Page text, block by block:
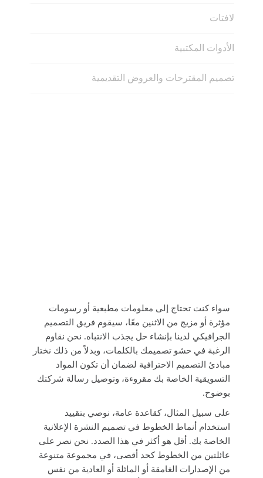
لافتات
الأدوات المكتبية
تصميم المقترحات والعروض التقديمية
سواء كنت تحتاج إلى معلومات مطبعية أو رسومات
مؤثرة أو مزيج من الاثنين معًا، سيقوم فريق التصميم
الجرافيكي لدينا بإنشاء حل يجذب الانتباه. نحن نقاوم
الرغبة في حشو تصميمك بالكلمات، وبدلاً من ذلك نختار
مبادئ التصميم الاحترافية لضمان أن تكون المواد
التسويقية الخاصة بك مقروءة، وتوصيل رسالة شركتك
بوضوح.
على سبيل المثال، كقاعدة عامة، نوصي بتقييد
استخدام أنماط الخطوط في تصميم النشرة الإعلانية
الخاصة بك. أقل هو أكثر في هذا الصدد. نحن نصر على
عائلتين من الخطوط كحد أقصى، في مجموعة متنوعة
من الإصدارات الغامقة أو المائلة أو العادية من نفس